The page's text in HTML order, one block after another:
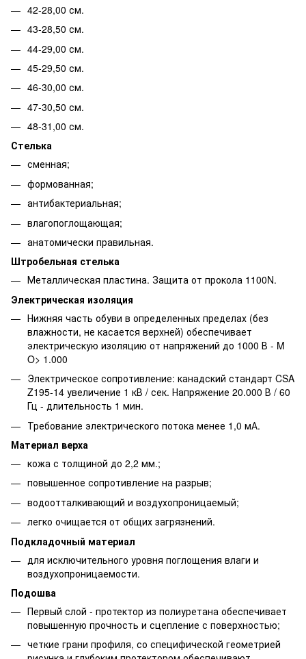
42-28,00 см.
43-28,50 см.
44-29,00 см.
45-29,50 см.
46-30,00 см.
47-30,50 см.
48-31,00 см.
Стелька
сменная;
формованная;
антибактериальная;
влагопоглощающая;
анатомически правильная.
Штробельная стелька
Металлическая пластина. Защита от прокола 1100N.
Электрическая изоляция
Нижняя часть обуви в определенных пределах (без
влажности, не касается верхней) обеспечивает
электрическую изоляцию от напряжений до 1000 В - M
O> 1.000
Электрическое сопротивление: канадский стандарт CSA
Z195-14 увеличение 1 кВ / сек. Напряжение 20.000 В / 60
Гц - длительность 1 мин.
Требование электрического потока менее 1,0 мА.
Материал верха
кожа с толщиной до 2,2 мм.;
повышенное сопротивление на разрыв;
водоотталкивающий и воздухопроницаемый;
легко очищается от общих загрязнений.
Подкладочный материал
для исключительного уровня поглощения влаги и
воздухопроницаемости.
Подошва
Первый слой - протектор из полиуретана обеспечивает
повышенную прочность и сцепление с поверхностью;
четкие грани профиля, со специфической геометрией